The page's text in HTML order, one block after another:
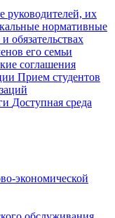
руководителей, их
нормативные
обязательствах
его семьи
соглашения
Прием студентов
Доступная среда
экономической